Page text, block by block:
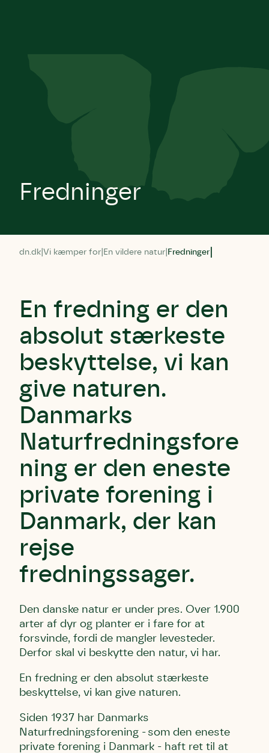
Fredninger
dn.dk Vi kæmper for En vildere natur Fredninger
En fredning er den
absolut stærkeste
beskyttelse, vi kan
give naturen.
Danmarks
Naturfredningsfore
ning er den eneste
private forening i
Danmark, der kan
rejse
fredningssager.
Den danske natur er under pres. Over 1.900
arter af dyr og planter er i fare for at
forsvinde, fordi de mangler levesteder.
Derfor skal vi beskytte den natur, vi har.
En fredning er den absolut stærkeste
beskyttelse, vi kan give naturen.
Siden 1937 har Danmarks
Naturfredningsforening - som den eneste
private forening i Danmark - haft ret til at